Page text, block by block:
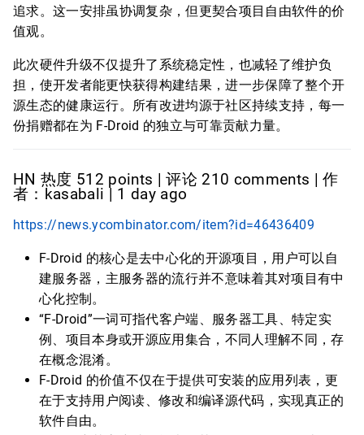
追求。这一安排虽协调复杂，但更契合项目自由软件的价
值观。
此次硬件升级不仅提升了系统稳定性，也减轻了维护负
担，使开发者能更快获得构建结果，进一步保障了整个开
源生态的健康运行。所有改进均源于社区持续支持，每一
份捐赠都在为 F-Droid 的独立与可靠贡献力量。
HN 热度 512 points | 评论 210 comments | 作
者：kasabali | 1 day ago
https://news.ycombinator.com/item?id=46436409
F-Droid 的核心是去中心化的开源项目，用户可以自
建服务器，主服务器的流行并不意味着其对项目有中
心化控制。
“F-Droid”一词可指代客户端、服务器工具、特定实
例、项目本身或开源应用集合，不同人理解不同，存
在概念混淆。
F-Droid 的价值不仅在于提供可安装的应用列表，更
在于支持用户阅读、修改和编译源代码，实现真正的
软件自由。